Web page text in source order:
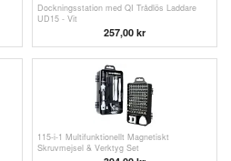
Dockningsstation med QI Trådlös Laddare
UD15 - Vit
257,00 kr
115-i-1 Multifunktionellt Magnetiskt
Skruvmejsel & Verktyg Set